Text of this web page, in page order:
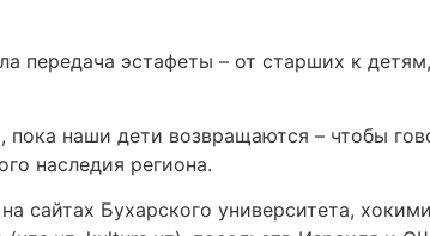
передача эстафеты – от старших к
наши дети возвращаются – чтобы
наследия региона.
сайтах Бухарского университета,